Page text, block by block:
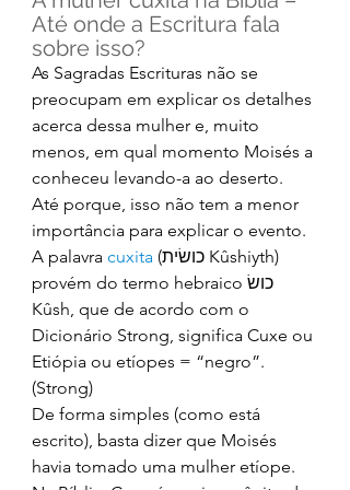
Até onde a Escritura fala
sobre isso?
As Sagradas Escrituras não se
preocupam em explicar os detalhes
acerca dessa mulher e, muito
menos, em qual momento Moisés a
conheceu levando-a ao deserto.
Até porque, isso não tem a menor
importância para explicar o evento.
A palavra cuxita (כושׂית Kûshiyth)
provém do termo hebraico כושׂ
Kûsh, que de acordo com o
Dicionário Strong, significa Cuxe ou
Etiópia ou etíopes = “negro”.
(Strong)
De forma simples (como está
escrito), basta dizer que Moisés
havia tomado uma mulher etíope.